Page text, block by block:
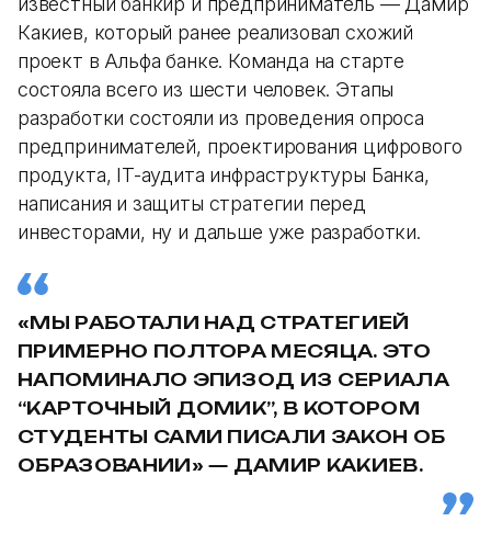
Какиев, который ранее реализовал схожий
проект в Альфа банке. Команда на старте
состояла всего из шести человек. Этапы
разработки состояли из проведения опроса
предпринимателей, проектирования цифрового
продукта, IT-аудита инфраструктуры Банка,
написания и защиты стратегии перед
инвесторами, ну и дальше уже разработки.
«МЫ РАБОТАЛИ НАД СТРАТЕГИЕЙ
ПРИМЕРНО ПОЛТОРА МЕСЯЦА. ЭТО
НАПОМИНАЛО ЭПИЗОД ИЗ СЕРИАЛА
“КАРТОЧНЫЙ ДОМИК”, В КОТОРОМ
СТУДЕНТЫ САМИ ПИСАЛИ ЗАКОН ОБ
ОБРАЗОВАНИИ» — ДАМИР КАКИЕВ.